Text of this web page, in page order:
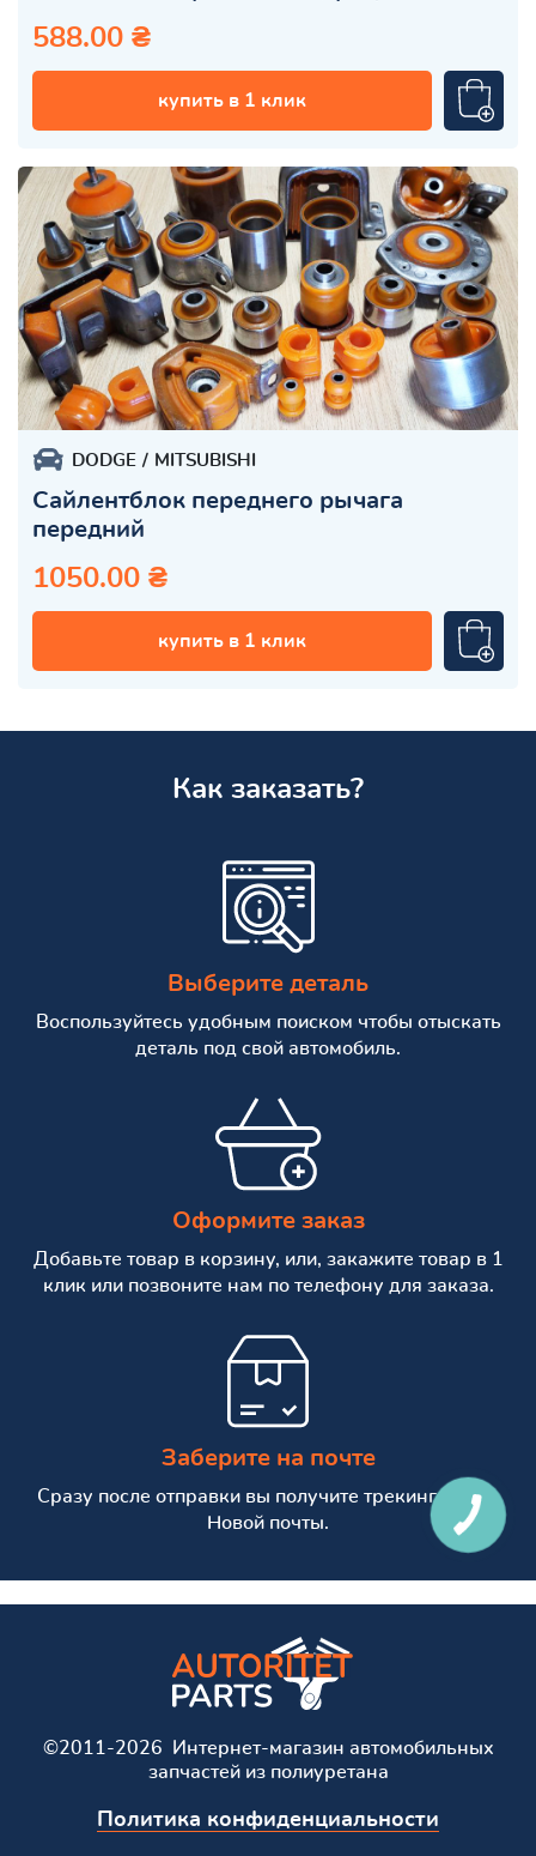
588.00 ₴
купить в 1 клик
DODGE MITSUBISHI
Сайлентблок переднего рычага
передний
1050.00 ₴
купить в 1 клик
Как заказать?
Выберите деталь
Воспользуйтесь удобным поиском чтобы отыскать
деталь под свой автомобиль.
Оформите заказ
Добавьте товар в корзину, или, закажите товар в 1
клик или позвоните нам по телефону для заказа.
Заберите на почте
Сразу после отправки вы получите трекинг номер
Новой почты.
©2011-2026 Интернет-магазин автомобильных
запчастей из полиуретана
Политика конфиденциальности